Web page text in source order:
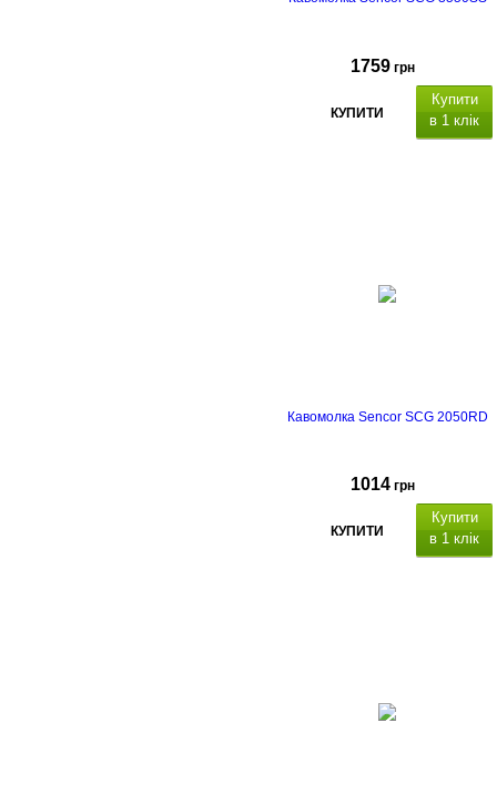
1759 грн
КУПИТИ
Купити
в 1 клік
Кавомолка Sencor SCG 2050RD
1014 грн
КУПИТИ
Купити
в 1 клік